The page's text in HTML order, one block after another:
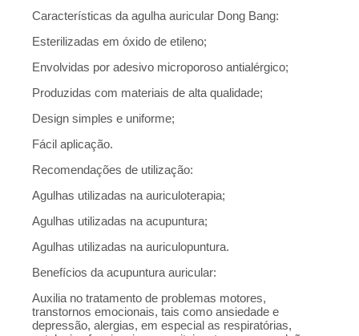
Características da agulha auricular Dong Bang:
Esterilizadas em óxido de etileno;
Envolvidas por adesivo microporoso antialérgico;
Produzidas com materiais de alta qualidade;
Design simples e uniforme;
Fácil aplicação.
Recomendações de utilização:
Agulhas utilizadas na auriculoterapia;
Agulhas utilizadas na acupuntura;
Agulhas utilizadas na auriculopuntura.
Benefícios da acupuntura auricular:
Auxilia no tratamento de problemas motores,
transtornos emocionais, tais como ansiedade e
depressão, alergias, em especial as respiratórias,